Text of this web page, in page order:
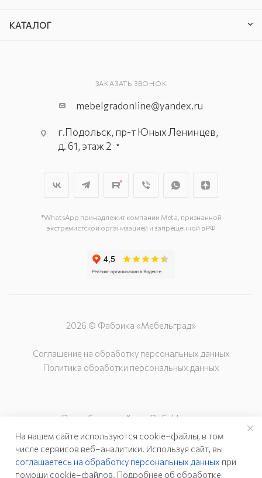
КАТАЛОГ
ЗАКАЗАТЬ ЗВОНОК
mebelgradonline@yandex.ru
г.Подольск, пр-т Юных Ленинцев,
д. 61, этаж 2
г. Подольск, ул. Станционная, д. 11
*WhatsApp принадлежит компании Meta, признанной
экстремистской организацией и запрещённой в РФ
2026 © Фабрика «Мебельград»
Соглашение на обработку персональных данных
Политика обработки персональных данных
Разработка сайта – Веб-Центр
На нашем сайте используются cookie–файлы, в том
числе сервисов веб–аналитики. Используя сайт, вы
соглашаетесь на обработку персональных данных при
помощи cookie–файлов. Подробнее об обработке